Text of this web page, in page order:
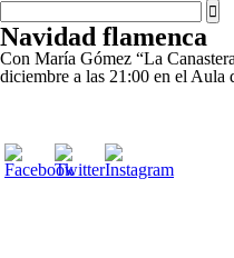
Navidad flamenca
Con María Gómez “La
diciembre a las 21:00 en el Aula